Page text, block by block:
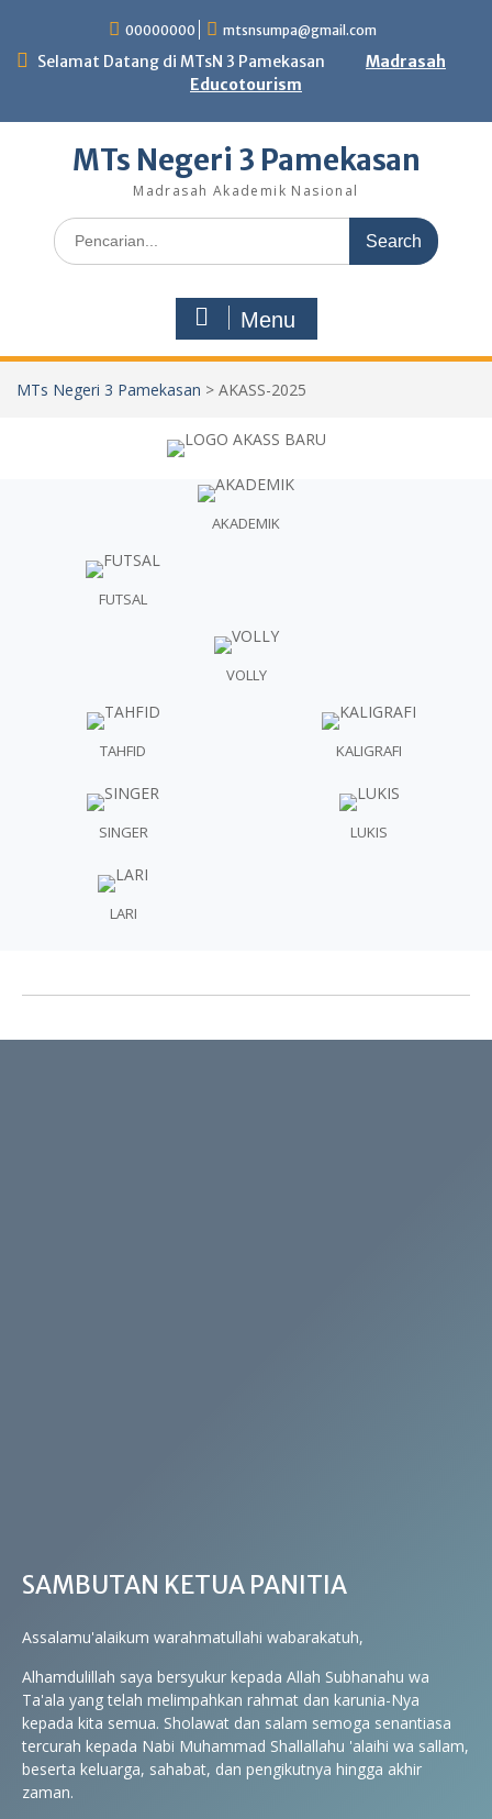
content
00000000 mtsnsumpa@gmail.com
Selamat Datang di MTsN 3 Pamekasan
Madrasah
Educotourism
MTs Negeri 3 Pamekasan
Madrasah Akademik Nasional
Search
for:
Menu
MTs Negeri 3 Pamekasan > AKASS-2025
AKADEMIK
FUTSAL
VOLLY
TAHFID KALIGRAFI
SINGER LUKIS
LARI
SAMBUTAN KETUA PANITIA
Assalamu'alaikum warahmatullahi wabarakatuh,
Alhamdulillah saya bersyukur kepada Allah Subhanahu wa
Ta'ala yang telah melimpahkan rahmat dan karunia-Nya
kepada kita semua. Sholawat dan salam semoga senantiasa
tercurah kepada Nabi Muhammad Shallallahu 'alaihi wa sallam,
beserta keluarga, sahabat, dan pengikutnya hingga akhir
zaman.